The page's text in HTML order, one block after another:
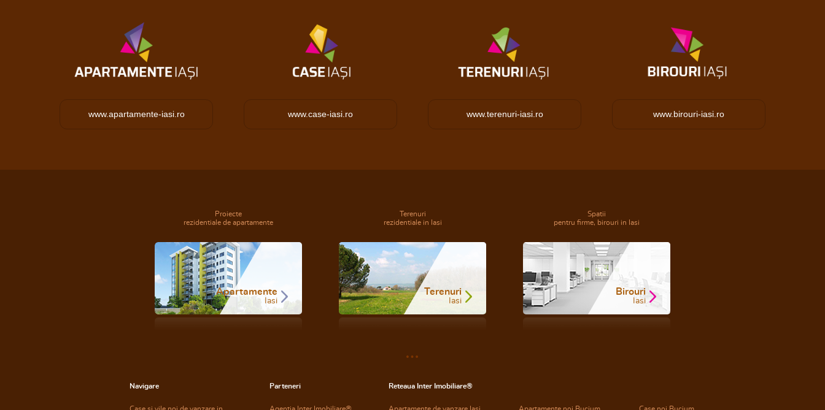
www.apartamente-iasi.ro www.case-iasi.ro www.terenuri-iasi.ro www.birouri-iasi.ro
Proiecte
rezidentiale de apartamente
Apartamente
Iasi
Terenuri
rezidentiale in Iasi
Terenuri
Iasi
Spatii
pentru firme, birouri in Iasi
Birouri
Iasi
Navigare Parteneri Reteaua Inter Imobiliare®